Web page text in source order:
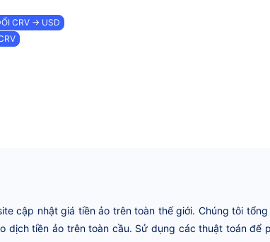
CRV → USD
cập nhật giá tiền ảo trên toàn thế giới. Chúng tôi tổng
dịch tiền ảo trên toàn cầu. Sử dụng các thuật toán để